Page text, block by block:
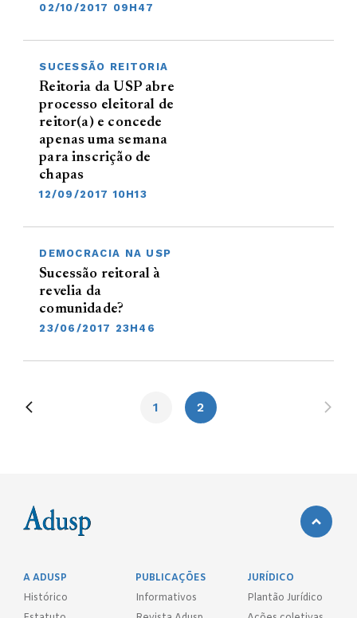
02/10/2017 09H47
SUCESSÃO REITORIA
Reitoria da USP abre
processo eleitoral de
reitor(a) e concede
apenas uma semana
para inscrição de
chapas
12/09/2017 10H13
DEMOCRACIA NA USP
Sucessão reitoral à
revelia da
comunidade?
23/06/2017 23H46
1 2
A ADUSP
Histórico
PUBLICAÇÕES
Informativos
JURÍDICO
Plantão Jurídico